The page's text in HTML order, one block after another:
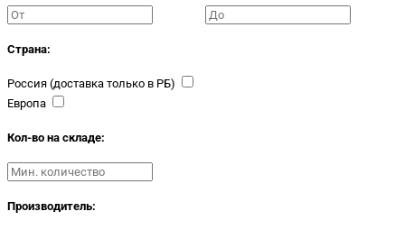
Страна:
Россия (доставка только в РБ)
Европа
Кол-во на складе:
Производитель: